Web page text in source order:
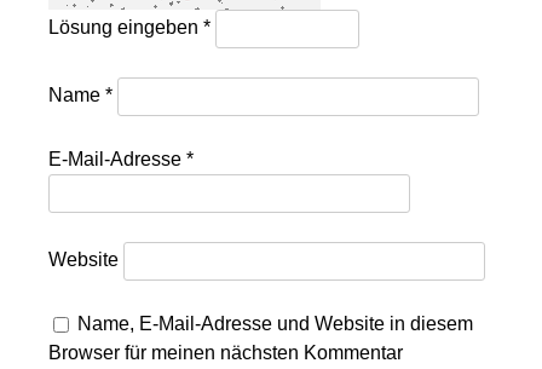
Lösung eingeben*
Name*
E-Mail-Adresse*
Website
Name, E-Mail-Adresse und Website in diesem
Browser für meinen nächsten Kommentar